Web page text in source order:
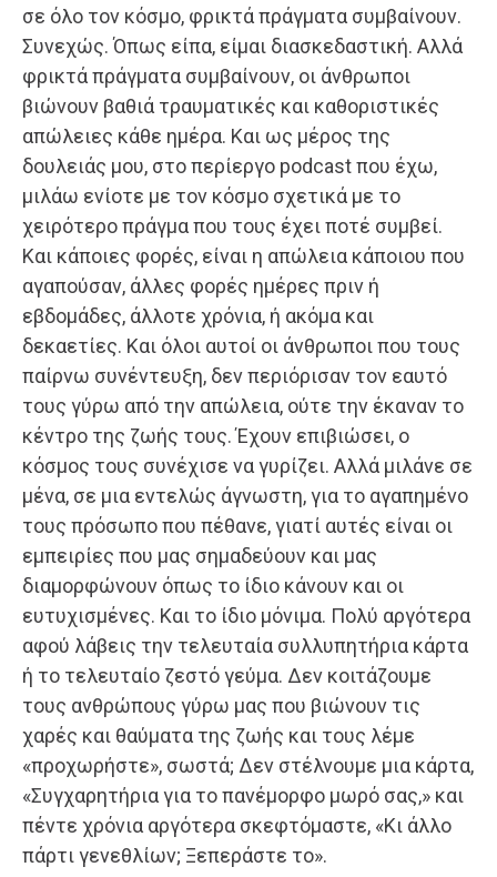
σε όλο τον κόσμο, φρικτά πράγματα συμβαίνουν.
Συνεχώς. Όπως είπα, είμαι διασκεδαστική. Αλλά
φρικτά πράγματα συμβαίνουν, οι άνθρωποι
βιώνουν βαθιά τραυματικές και καθοριστικές
απώλειες κάθε ημέρα. Και ως μέρος της
δουλειάς μου, στο περίεργο podcast που έχω,
μιλάω ενίοτε με τον κόσμο σχετικά με το
χειρότερο πράγμα που τους έχει ποτέ συμβεί.
Και κάποιες φορές, είναι η απώλεια κάποιου που
αγαπούσαν, άλλες φορές ημέρες πριν ή
εβδομάδες, άλλοτε χρόνια, ή ακόμα και
δεκαετίες. Και όλοι αυτοί οι άνθρωποι που τους
παίρνω συνέντευξη, δεν περιόρισαν τον εαυτό
τους γύρω από την απώλεια, ούτε την έκαναν το
κέντρο της ζωής τους. Έχουν επιβιώσει, ο
κόσμος τους συνέχισε να γυρίζει. Αλλά μιλάνε σε
μένα, σε μια εντελώς άγνωστη, για το αγαπημένο
τους πρόσωπο που πέθανε, γιατί αυτές είναι οι
εμπειρίες που μας σημαδεύουν και μας
διαμορφώνουν όπως το ίδιο κάνουν και οι
ευτυχισμένες. Και το ίδιο μόνιμα. Πολύ αργότερα
αφού λάβεις την τελευταία συλλυπητήρια κάρτα
ή το τελευταίο ζεστό γεύμα. Δεν κοιτάζουμε
τους ανθρώπους γύρω μας που βιώνουν τις
χαρές και θαύματα της ζωής και τους λέμε
«προχωρήστε», σωστά; Δεν στέλνουμε μια κάρτα,
«Συγχαρητήρια για το πανέμορφο μωρό σας,» και
πέντε χρόνια αργότερα σκεφτόμαστε, «Κι άλλο
πάρτι γενεθλίων; Ξεπεράστε το».